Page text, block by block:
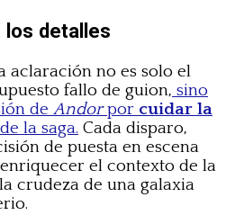
los detalles
aclaración no es solo el
fallo de guion, sino
deAndorpor cuidar la
de la saga. Cada disparo,
de puesta en escena
el contexto de la
crudeza de una galaxia